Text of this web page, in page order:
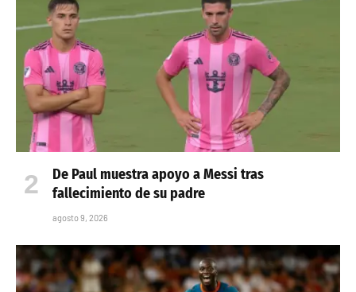
De Paul muestra apoyo a Messi tras
fallecimiento de su padre
agosto 9, 2026